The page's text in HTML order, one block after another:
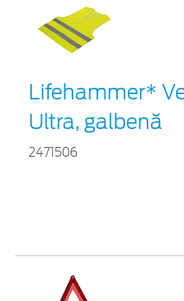
Lifehammer*
Ultra, galbenă
2471506